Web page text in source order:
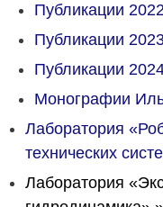
Публикации
Публикации
Публикации
Монографии
Лаборатория
технических
Лаборатория